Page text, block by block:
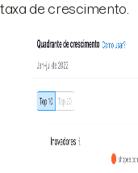
taxa de crescimento.